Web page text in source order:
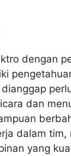
dengan
dan
dalam
yang